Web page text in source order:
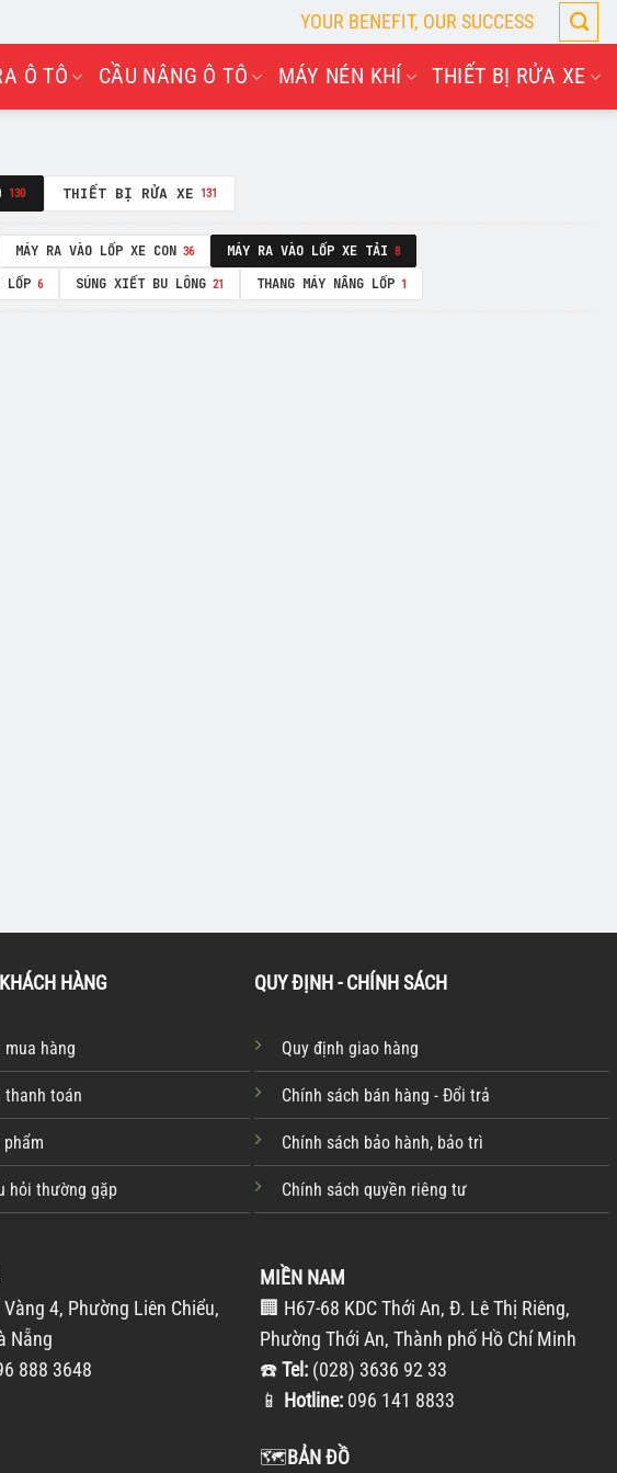
YOUR BENEFIT, OUR SUCCESS
Ô TÔ CẦU NÂNG Ô TÔ MÁY NÉN KHÍ THIẾT BỊ RỬA XE
130 THIẾT BỊ RỬA XE 131
MÁY RA VÀO LỐP XE CON 36 MÁY RA VÀO LỐP XE TẢI 8
LỐP 6 SÚNG XIẾT BU LÔNG 21 THANG MÁY NÂNG LỐP 1
HÀNG
mua hàng
thanh toán
phẩm
hỏi thường gặp
QUY ĐỊNH - CHÍNH SÁCH
Quy định giao hàng
Chính sách bán hàng - Đổi trả
Chính sách bảo hành, bảo trì
Chính sách quyền riêng tư
4, Phường Liên Chiểu,
Nẵng
888 3648
MIỀN NAM
🏢 H67-68 KDC Thới An, Đ. Lê Thị Riêng,
Phường Thới An, Thành phố Hồ Chí Minh
☎️Tel: (028) 3636 92 33
📱 Hotline: 096 141 8833
🗺️BẢN ĐỒ